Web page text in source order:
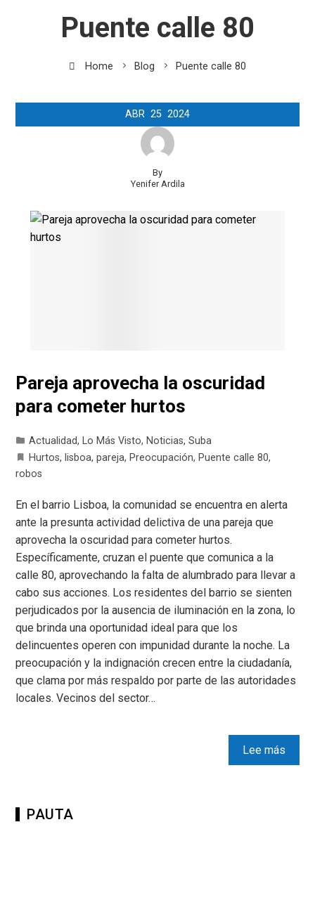
Puente calle 80
Home Blog Puente calle 80
ABR 25 2024
By
Yenifer Ardila
Pareja aprovecha la oscuridad
para cometer hurtos
Actualidad, Lo Más Visto, Noticias,Suba
Hurtos, lisboa,pareja, Preocupación, Puente calle 80,
robos
En el barrio Lisboa, la comunidad se encuentra en alerta
ante la presunta actividad delictiva de una pareja que
aprovecha la oscuridad para cometer hurtos.
Específicamente, cruzan el puente que comunica a la
calle 80, aprovechando la falta de alumbrado para llevar a
cabo sus acciones. Los residentes del barrio se sienten
perjudicados por la ausencia de iluminación en la zona, lo
que brinda una oportunidad ideal para que los
delincuentes operen con impunidad durante la noche. La
preocupación y la indignación crecen entre la ciudadanía,
que clama por más respaldo por parte de las autoridades
locales. Vecinos del sector…
Lee más
PAUTA